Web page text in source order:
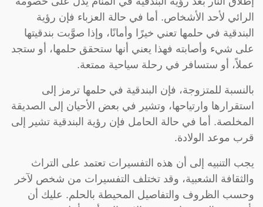
الرائي لأحد الأشخاص. أما في حالة العزباء فإن رؤية
البندقية في حلمها تعني خيرًا وأمانًا، وإذا صوَّبت بندقيتها
على شيء وأصابته فهذا يعني أنها ستحقق حلمها، أو ستجد
عملاً، أو ستسافر في رحلة سياحية ممتعة.
بالنسبة للمتزوجة، فإن البندقية في حلمها ترمز إلى
استقرارها وارتياحها، وتشير في بعض الأحيان إلى الصديقة
المخلصة. أما في حالة الحامل فإن رؤية البندقية تشير إلى
قرب موعد الولادة.
يجب التنبيه إلى أن هذه التفسيرات تعتمد على التراث
والثقافة الشعبية، وقد تختلف التفسيرات من شخص لآخر
وحسب الظروف والتفاصيل المحيطة بالحلم. عليك أن